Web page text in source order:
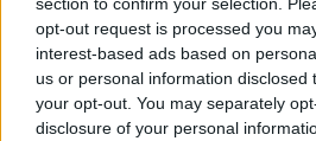
opt-out request is processed you
interest-based ads based on
us or personal information disclosed
your opt-out. You may separately
disclosure of your personal
rész
T. szereti a fiatal